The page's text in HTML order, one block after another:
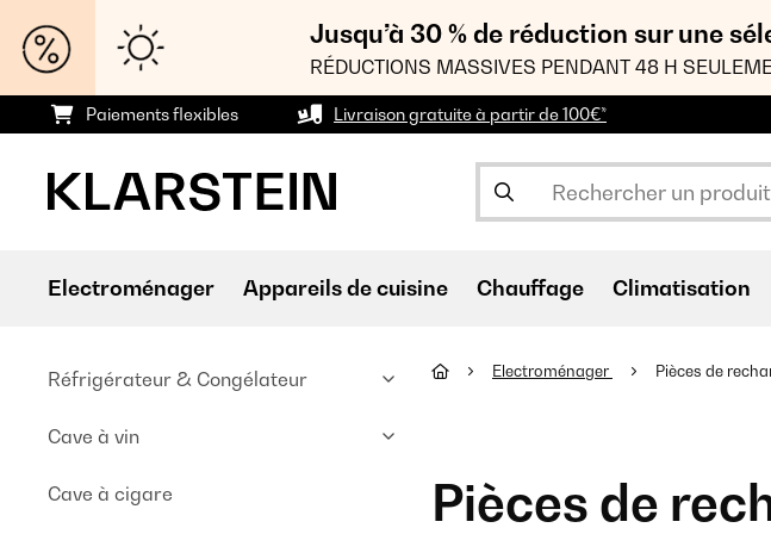
Jusqu’à 30 % de réduction sur une
RÉDUCTIONS MASSIVES PENDANT 48 H
Paiements flexibles Livraison gratuite à partir de 100€*
Electroménager Appareils de cuisine Chauffage Climatisation
Réfrigérateur & Congélateur
Cave à vin
Cave à cigare
Electroménager Pièces de
Pièces de